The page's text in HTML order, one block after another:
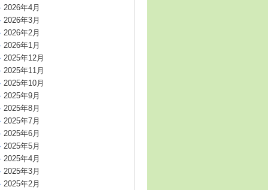
2026年4月
2026年3月
2026年2月
2026年1月
2025年12月
2025年11月
2025年10月
2025年9月
2025年8月
2025年7月
2025年6月
2025年5月
2025年4月
2025年3月
2025年2月